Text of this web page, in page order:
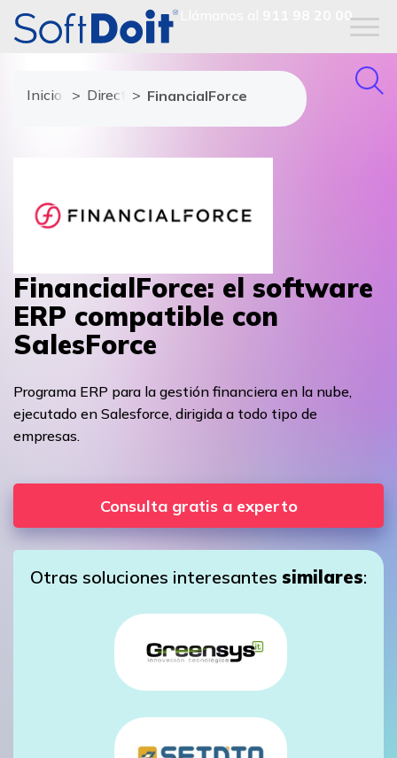
911 98 20 00
Inicio Directorio de proveedores
FinancialForce
FinancialForce: el software
ERP compatible con
SalesForce
Programa ERP para la gestión financiera en la nube,
ejecutado en Salesforce, dirigida a todo tipo de
empresas.
Consulta gratis a experto
Otras soluciones interesantes similares: